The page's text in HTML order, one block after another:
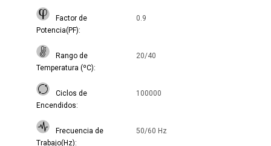
Factor de
Potencia(PF)
0.9
Rango de
Temperatura (ºC)
20/40
Ciclos de
Encendidos
100000
Frecuencia de
Trabajo(Hz)
50/60 Hz